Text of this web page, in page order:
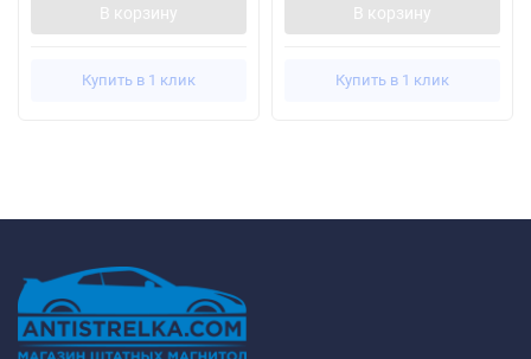
В корзину
Купить в 1 клик
В корзину
Купить в 1 клик